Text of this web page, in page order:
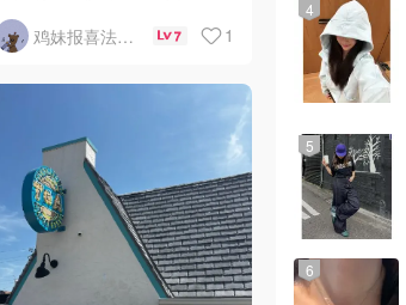
鸡妹报喜法国实用信息版 7 1